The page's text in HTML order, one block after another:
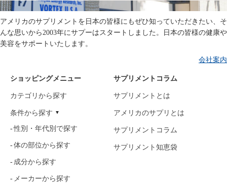
アメリカのサプリメントを日本の皆様にもぜひ知っていただきたい、そ
んな思いから2003年にサプーはスタートしました。日本の皆様の健康や
美容をサポートいたします。
会社案内
ショッピングメニュー
カテゴリから探す
条件から探す
性別・年代別で探す
体の部位から探す
成分から探す
メーカーから探す
サプリメントコラム
サプリメントとは
アメリカのサプリとは
サプリメントコラム
サプリメント知恵袋